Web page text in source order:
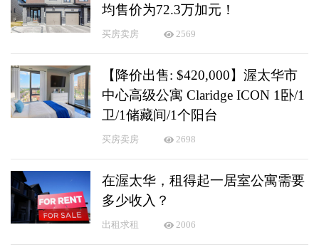
均售价为72.3万加元！
买房卖房 2569
【降价出售: $420,000】渥太华市
中心高级公寓 Claridge ICON 1卧/1
卫/1储藏间/1个阳台
买房卖房 2698
在渥太华，租得起一居室公寓需要
多少收入？
出租求租 2006